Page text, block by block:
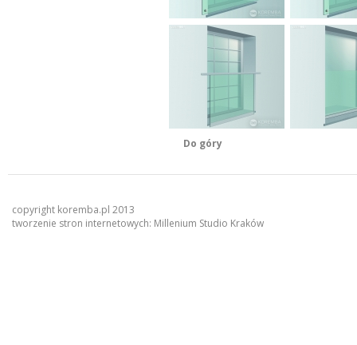
Do góry
copyright koremba.pl 2013
tworzenie stron internetowych: Millenium Studio Kraków